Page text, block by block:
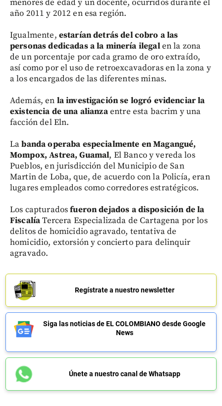
menores de edad y un docente, ocurridos durante el
año 2011 y 2012 en esa región.
Igualmente, estarían detrás del cobro a las
personas dedicadas a la minería ilegalen la zona
de un porcentaje por cada gramo de oro extraído,
así como por el uso de retroexcavadoras en la zona y
a los encargados de las diferentes minas.
Además, en la investigación se logró evidenciar la
existencia de una alianzaentre esta bacrim y una
facción del Eln.
Labanda operaba especialmente en Magangué,
Mompox, Astrea, Guamal, El Banco y vereda los
Pueblos, en jurisdicción del Municipio de San
Martin de Loba, que, de acuerdo con la Policía, eran
lugares empleados como corredores estratégicos.
Los capturadosfueron dejados a disposición de la
FiscalíaTercera Especializada de Cartagena por los
delitos de homicidio agravado, tentativa de
homicidio, extorsión y concierto para delinquir
agravado.
Regístrate a nuestro newsletter
Siga las noticias de EL COLOMBIANO desde Google
News
Únete a nuestro canal de Whatsapp